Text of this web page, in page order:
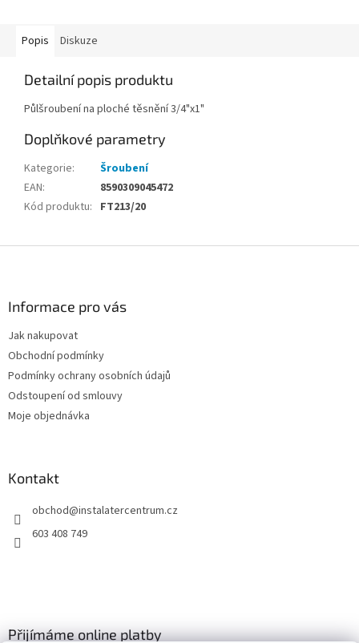
Popis Diskuze
Detailní popis produktu
Půlšroubení na ploché těsnění 3/4"x1"
Doplňkové parametry
Kategorie:
Šroubení
EAN:
8590309045472
Kód produktu: FT213/20
Informace pro vás
Jak nakupovat
Obchodní podmínky
Podmínky ochrany osobních údajů
Odstoupení od smlouvy
Moje objednávka
Kontakt
obchod@instalatercentrum.cz
603 408 749
Přijímáme online platby